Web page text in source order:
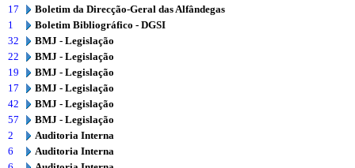
17
Boletim da Direcção-Geral das Alfândegas
1
Boletim Bibliográfico - DGSI
32
BMJ - Legislação
22
BMJ - Legislação
19
BMJ - Legislação
17
BMJ - Legislação
42
BMJ - Legislação
57
BMJ - Legislação
2
Auditoria Interna
6
Auditoria Interna